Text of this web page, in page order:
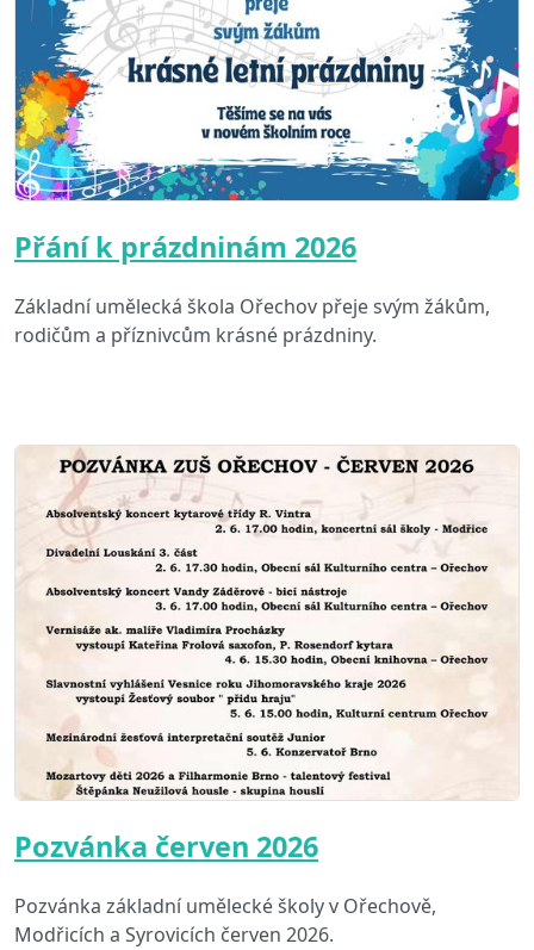
Přání k prázdninám 2026
Základní umělecká škola Ořechov přeje svým žákům,
rodičům a příznivcům krásné prázdniny.
Pozvánka červen 2026
Pozvánka základní umělecké školy v Ořechově,
Modřicích a Syrovicích červen 2026.